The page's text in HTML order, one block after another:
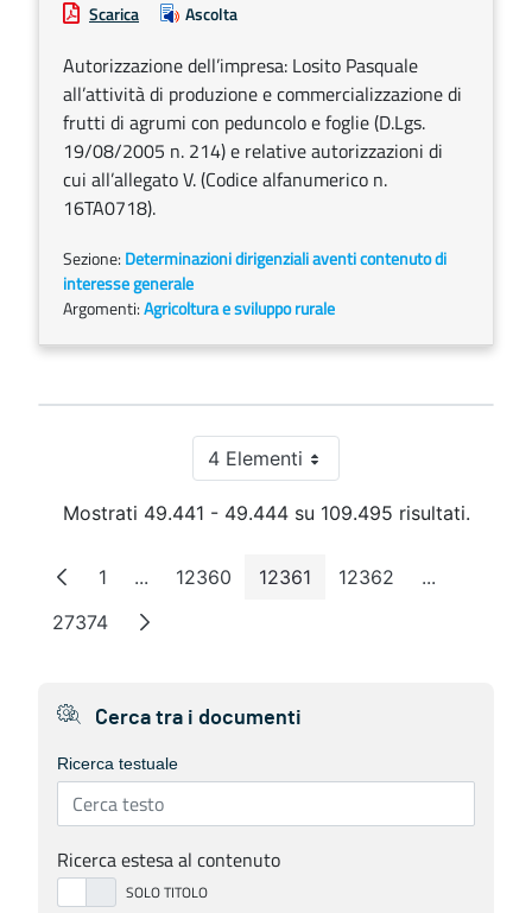
Scarica Ascolta
Autorizzazione dell’impresa: Losito Pasquale
all’attività di produzione e commercializzazione di
frutti di agrumi con peduncolo e foglie (D.Lgs.
19/08/2005 n. 214) e relative autorizzazioni di
cui all’allegato V. (Codice alfanumerico n.
16TA0718).
Sezione: Determinazioni dirigenziali aventi contenuto di
interesse generale
Argomenti:Agricoltura e sviluppo rurale
4 ElementiPer pagina
Mostrati 49.441 - 49.444 su 109.495 risultati.
Pagina
1 ...Pagine intermedie
Pagina
12360 Pagina
12361 Pagina
12362 ...Pagine
Pagina
27374
Cerca tra i documenti
Ricerca testuale
Ricerca estesa al contenuto